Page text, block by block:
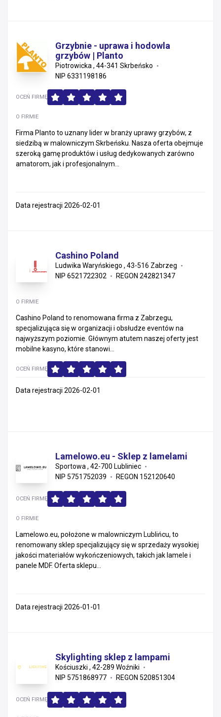
Grzybnie - uprawa i hodowla
grzybów | Planto
Piotrowicka , 44-341 Skrbeńsko
NIP 6331198186
O FIRMIE
Firma Planto to uznany lider w branży uprawy grzybów, z
siedzibą w malowniczym Skrbeńsku. Nasza oferta obejmuje
szeroką gamę produktów i usług dedykowanych zarówno
amatorom, jak i profesjonalnym...
OCEŃ FIRMĘ
Data rejestracji 2026-02-01
Cashino Poland
Ludwika Waryńskiego , 43-516 Zabrzeg
NIP 6521722302
REGON 242821347
O FIRMIE
Cashino Poland to renomowana firma z Zabrzegu,
specjalizująca się w organizacji i obsłudze eventów na
najwyższym poziomie. Głównym atutem naszej oferty jest
mobilne kasyno, które stanowi...
OCEŃ FIRMĘ
Data rejestracji 2026-02-01
Lamelowo.eu - Sklep z lamelami
Sportowa , 42-700 Lubliniec
NIP 5751752039
REGON 152120640
O FIRMIE
Lamelowo.eu, położone w malowniczym Lublińcu, to
renomowany sklep specjalizujący się w sprzedaży wysokiej
jakości materiałów wykończeniowych, takich jak lamele i
panele MDF. Oferta sklepu...
OCEŃ FIRMĘ
Data rejestracji 2026-01-01
Skylighting sklep z lampami
Kościuszki , 42-289 Woźniki
NIP 5751868977
REGON 520851304
OCEŃ FIRMĘ